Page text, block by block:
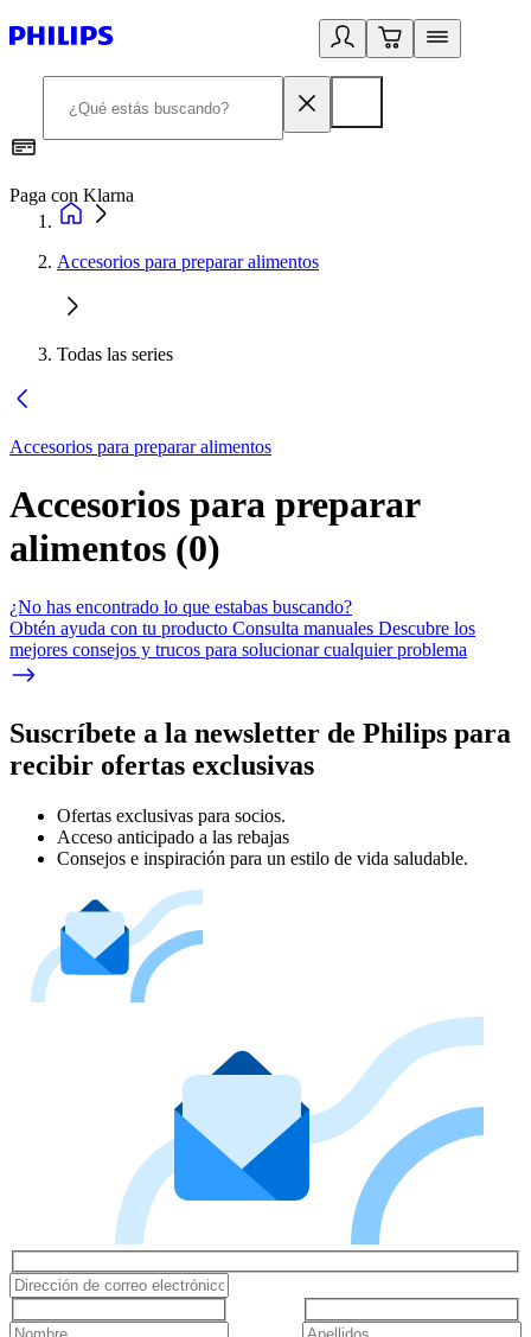
Paga con Klarna
Accesorios para preparar alimentos
Todas las series
Accesorios para preparar alimentos
Accesorios para preparar
alimentos (0)
¿No has encontrado lo que estabas buscando?
Obtén ayuda con tu producto Consulta manuales Descubre los
mejores consejos y trucos para solucionar cualquier problema
Suscríbete a la newsletter de Philips para
recibir ofertas exclusivas
Ofertas exclusivas para socios.
Acceso anticipado a las rebajas
Consejos e inspiración para un estilo de vida saludable.